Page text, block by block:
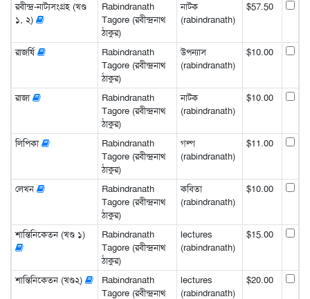
রবীন্দ্র-নাট্যসংগ্রহ (খণ্ড
১, ২)
Rabindranath
Tagore (রবীন্দ্রনাথ
ঠাকুর)
নাটক
(rabindranath)
$57.50
রাজর্ষি
Rabindranath
Tagore (রবীন্দ্রনাথ
ঠাকুর)
উপন্যাস
(rabindranath)
$10.00
রাজা
Rabindranath
Tagore (রবীন্দ্রনাথ
ঠাকুর)
নাটক
(rabindranath)
$10.00
লিপিকা
Rabindranath
Tagore (রবীন্দ্রনাথ
ঠাকুর)
গল্প
(rabindranath)
$11.00
লেখন
Rabindranath
Tagore (রবীন্দ্রনাথ
ঠাকুর)
কবিতা
(rabindranath)
$10.00
শান্তিনিকেতন (খণ্ড ১)
Rabindranath
Tagore (রবীন্দ্রনাথ
ঠাকুর)
lectures
(rabindranath)
$15.00
শান্তিনিকেতন (খণ্ড২)
Rabindranath
Tagore (রবীন্দ্রনাথ
lectures
(rabindranath)
$20.00